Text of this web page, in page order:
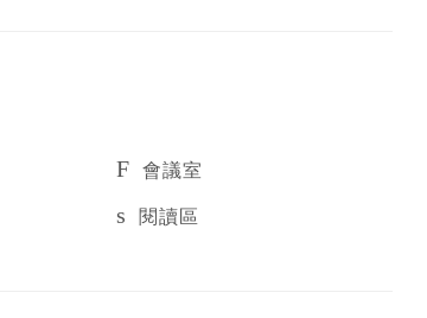
會議室
閱讀區